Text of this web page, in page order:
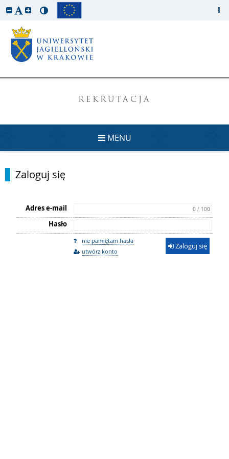
REKRUTACJA
MENU
Zaloguj się
Adres e-mail 0 / 100
Hasło
nie pamiętam hasła
utwórz konto
Zaloguj się